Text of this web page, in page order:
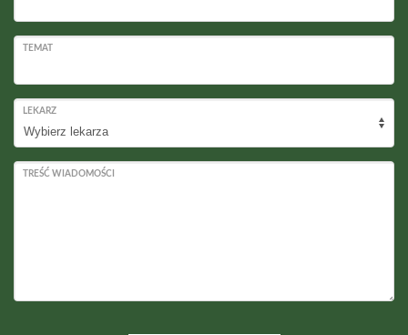
TEMAT
LEKARZ
TREŚĆ WIADOMOŚCI